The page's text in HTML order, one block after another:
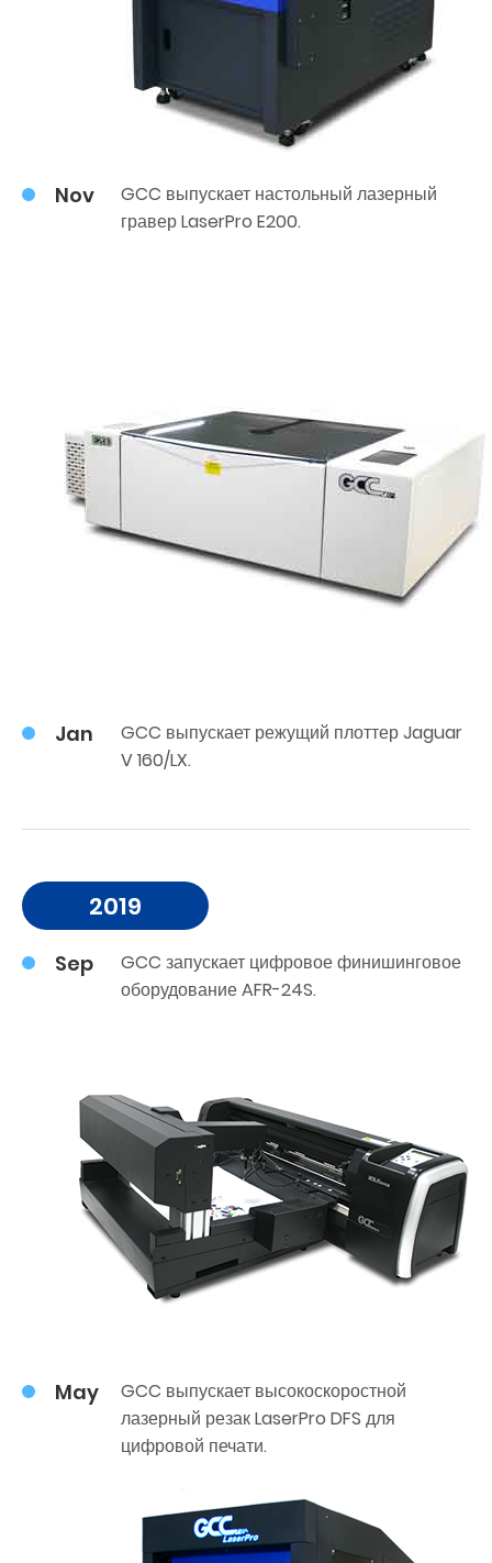
Nov
GCC выпускает настольный лазерный
гравер LaserPro E200.
Jan
GCC выпускает режущий плоттер Jaguar
V 160/LX.
2019
Sep
GCC запускает цифровое финишинговое
оборудование AFR-24S.
May
GCC выпускает высокоскоростной
лазерный резак LaserPro DFS для
цифровой печати.